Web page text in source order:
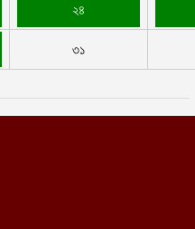
২৪
৩১